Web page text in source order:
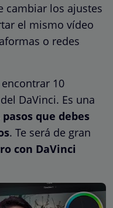
cambiar los ajustes
el mismo vídeo
o redes
10
DaVinci. Es una
pasos que debes
. Te será de gran
con DaVinci